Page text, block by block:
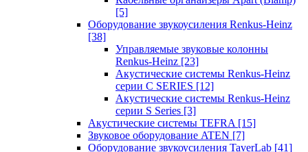
[5]
Оборудование звукоусиления Renkus-Heinz
[38]
Управляемые звуковые колонны
Renkus-Heinz [23]
Акустические системы Renkus-Heinz
серии C SERIES [12]
Акустические системы Renkus-Heinz
серии S Series [3]
Акустические системы TEFRA [15]
Звуковое оборудование ATEN [7]
Оборудование звукоусиления TaverLab [41]